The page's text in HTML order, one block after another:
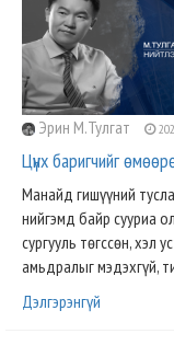
Эрин М.Тулгат
Цүнх баригчийг
Манайд гишүүний
нийгэмд байр сууриа
сургууль төгссөн, хэл
амьдралыг мэдэхгүй,
Дэлгэрэнгүй